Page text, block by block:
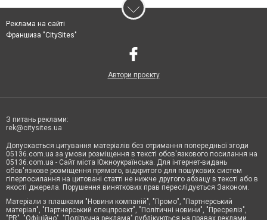
Реклама на сайті
Франшиза "CitySites"
Автори проєкту
З питань реклами:
rek@citysites.ua
Допускається цитування матеріалів без отримання попередньої згоди
05136.com.ua за умови розміщення в тексті обов'язкового посилання на
05136.com.ua - Сайт міста Южноукраїнська. Для інтернет-видань
обов'язкове розміщення прямого, відкритого для пошукових систем
гіперпосилання на цитовані статті не нижче другого абзацу в тексті або в
якості джерела. Порушення виняткових прав переслідується Законом.
Матеріали з плашками "Новини компаній", "Промо", "Партнерський
матеріал", "Партнерський спецпроєкт", "Політичні новини", "Пресреліз",
"PR", "Офіційно", "Політична реклама" публікуються на правах реклами.